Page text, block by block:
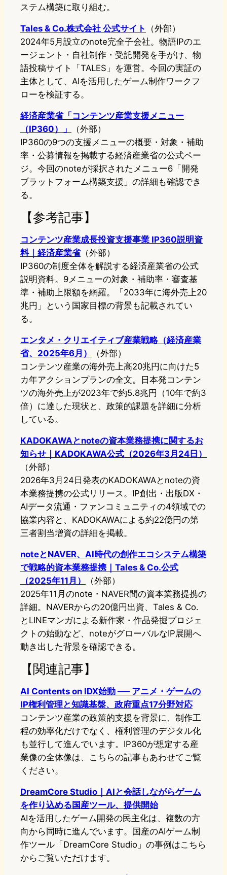
ステム構築に取り組む。
Tales & Co.株式会社 公式サイト
（外部）
2024年5月設立のnote完全子会社。物語IPのエ
ージェント・自社制作・受託開発を手がけ、物
語投稿サイト「TALES」を運営。今回の実証の
主体として、AIを活用したゲーム制作ワークフ
ローを検証する。
経済産業省「コンテンツ産業支援メニュー
（IP360）」
（外部）
IP360の9つの支援メニューの概要・対象・補助
率・公募情報を掲載する経済産業省の公式ペー
ジ。今回のnoteが採択されたメニュー6「開発
プラットフォーム構築支援」の詳細も確認でき
る。
【参考記事】
コンテンツ産業成長投資支援事業 IP360説明資
料｜経済産業省（外部）
IP360の制度全体を解説する経済産業省の公式
説明資料。9メニューの対象・補助率・審査基
準・補助上限額を網羅。「2033年に海外売上20
兆円」という国家目標の背景も記載されてい
る。
エンタメ・クリエイティブ産業戦略（経済産業
省、2025年6月）
（外部）
コンテンツ産業の海外売上高20兆円に向けた5
カ年アクションプランの全文。日本発コンテン
ツの海外売上が2023年で約5.8兆円（10年で約3
倍）に達した現状と、政策的課題を詳細に分析
している。
KADOKAWAとnoteの資本業務提携に関するお
知らせ｜KADOKAWA公式（2026年3月24日）
（外部）
2026年3月24日発表のKADOKAWAとnoteの資
本業務提携の公式リリース。IP創出・出版DX・
AIデータ流通・ファンコミュニティの4領域での
協業内容と、KADOKAWAによる約22億円の第
三者割当増資の詳細を掲載。
noteとNAVER、AI時代の創作エコシステム構築
で戦略的資本業務提携｜Tales & Co.公式
（2025年11月）
（外部）
2025年11月のnote・NAVER間の資本業務提携の
詳細。NAVERからの20億円出資、Tales & Co.
とLINEマンガによる新作家・作品発掘プロジェ
クトの始動など、noteがグローバルなIP展開へ
動き出した背景を確認できる。
【関連記事】
AI Contents on IDX始動 ── アニメ・ゲームの
IP権利管理と知識基盤、政府重点17分野対応
コンテンツ産業の政策的支援を背景に、制作工
程の効率化だけでなく、権利管理のデジタル化
も並行して進んでいます。IP360が想定する産
業像の全体像は、こちらの記事もあわせてご覧
ください。
DreamCore Studio｜AIと会話しながらゲーム
を作り込める国産ツール、提供開始
AIを活用したゲーム開発の民主化は、複数の方
向から同時に進んでいます。国産のAIゲーム制
作ツール「DreamCore Studio」の事例はこちら
からご覧いただけます。